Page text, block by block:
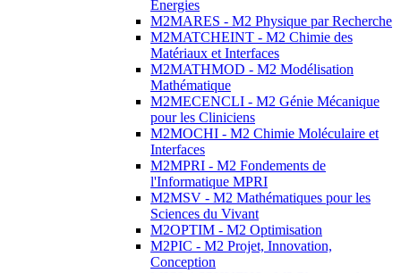
Energies
M2MARES - M2 Physique par Recherche
M2MATCHEINT - M2 Chimie des
Matériaux et Interfaces
M2MATHMOD - M2 Modélisation
Mathématique
M2MECENCLI - M2 Génie Mécanique
pour les Cliniciens
M2MOCHI - M2 Chimie Moléculaire et
Interfaces
M2MPRI - M2 Fondements de
l'Informatique MPRI
M2MSV - M2 Mathématiques pour les
Sciences du Vivant
M2OPTIM - M2 Optimisation
M2PIC - M2 Projet, Innovation,
Conception